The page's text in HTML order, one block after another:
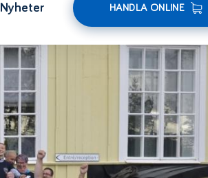
Nyheter HANDLA ONLINE